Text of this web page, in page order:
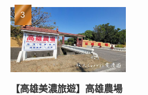
【高雄美濃旅遊】高雄農場